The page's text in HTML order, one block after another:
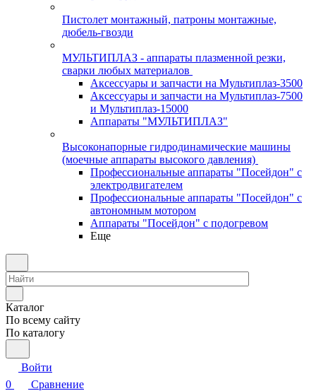
Пистолет монтажный, патроны монтажные,
дюбель-гвозди
МУЛЬТИПЛАЗ - аппараты плазменной резки,
сварки любых материалов
Аксессуары и запчасти на Мультиплаз-3500
Аксессуары и запчасти на Мультиплаз-7500
и Мультиплаз-15000
Аппараты "МУЛЬТИПЛАЗ"
Высоконапорные гидродинамические машины
(моечные аппараты высокого давления)
Профессиональные аппараты "Посейдон" с
электродвигателем
Профессиональные аппараты "Посейдон" с
автономным мотором
Аппараты "Посейдон" с подогревом
Еще
Каталог
По всему сайту
По каталогу
Войти
0
Сравнение